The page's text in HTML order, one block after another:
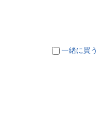
一緒に買う